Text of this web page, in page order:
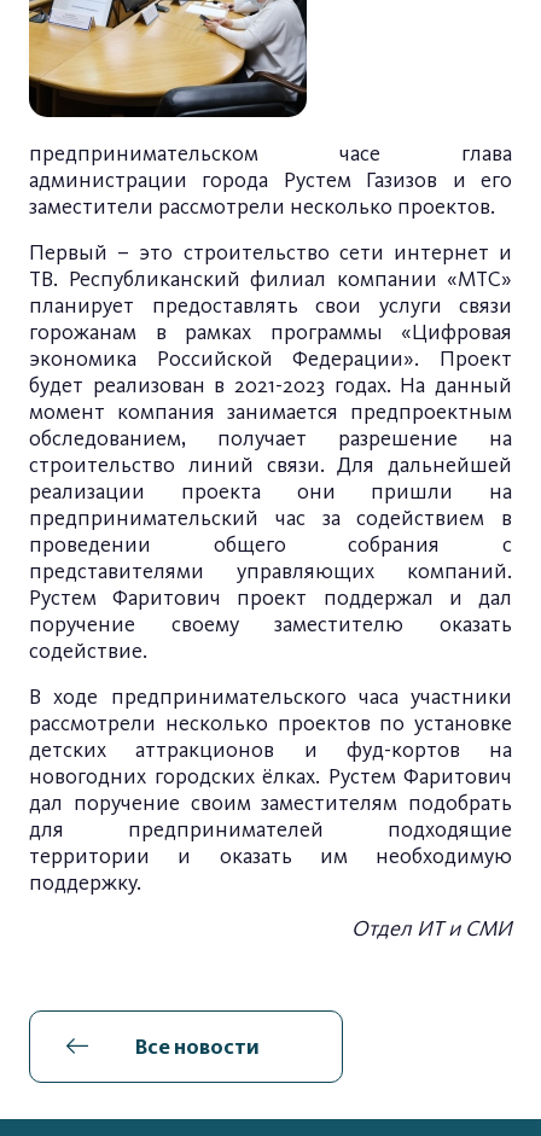
предпринимательском часе глава
администрации города Рустем Газизов и его
заместители рассмотрели несколько проектов.
Первый – это строительство сети интернет и
ТВ. Республиканский филиал компании «МТС»
планирует предоставлять свои услуги связи
горожанам в рамках программы «Цифровая
экономика Российской Федерации». Проект
будет реализован в 2021-2023 годах. На данный
момент компания занимается предпроектным
обследованием, получает разрешение на
строительство линий связи. Для дальнейшей
реализации проекта они пришли на
предпринимательский час за содействием в
проведении общего собрания с
представителями управляющих компаний.
Рустем Фаритович проект поддержал и дал
поручение своему заместителю оказать
содействие.
В ходе предпринимательского часа участники
рассмотрели несколько проектов по установке
детских аттракционов и фуд-кортов на
новогодних городских ёлках. Рустем Фаритович
дал поручение своим заместителям подобрать
для предпринимателей подходящие
территории и оказать им необходимую
поддержку.
Отдел ИТ и СМИ
Все новости